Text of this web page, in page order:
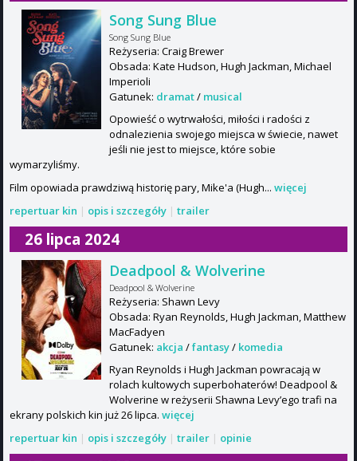
Song Sung Blue
Song Sung Blue
Reżyseria: Craig Brewer
Obsada: Kate Hudson, Hugh Jackman, Michael
Imperioli
Gatunek: dramat/ musical
Opowieść o wytrwałości, miłości i radości z
odnalezienia swojego miejsca w świecie, nawet
jeśli nie jest to miejsce, które sobie
wymarzyliśmy.
Film opowiada prawdziwą historię pary, Mike'a (Hugh... więcej
repertuar kin | opis i szczegóły | trailer
26 lipca 2024
Deadpool & Wolverine
Deadpool & Wolverine
Reżyseria: Shawn Levy
Obsada: Ryan Reynolds, Hugh Jackman, Matthew
MacFadyen
Gatunek: akcja /fantasy/ komedia
Ryan Reynolds i Hugh Jackman powracają w
rolach kultowych superbohaterów! Deadpool &
Wolverine w reżyserii Shawna Levy’ego trafi na
ekrany polskich kin już 26 lipca. więcej
repertuar kin | opis i szczegóły | trailer | opinie